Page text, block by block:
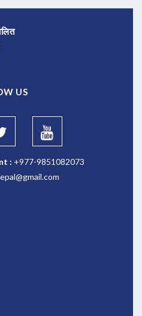
US
: +977-9851082073